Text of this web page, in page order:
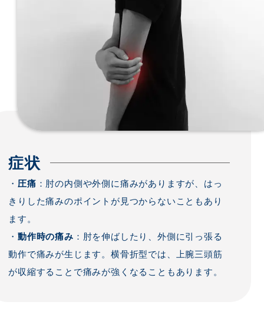
症状
・ 圧痛 ：肘の内側や外側に痛みがありますが、はっ
きりした痛みのポイントが見つからないこともあり
ます。
・動作時の痛み ：肘を伸ばしたり、外側に引っ張る
動作で痛みが生じます。横骨折型では、上腕三頭筋
が収縮することで痛みが強くなることもあります。